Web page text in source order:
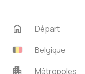
home
Départ
Belgique
apartment Métropoles